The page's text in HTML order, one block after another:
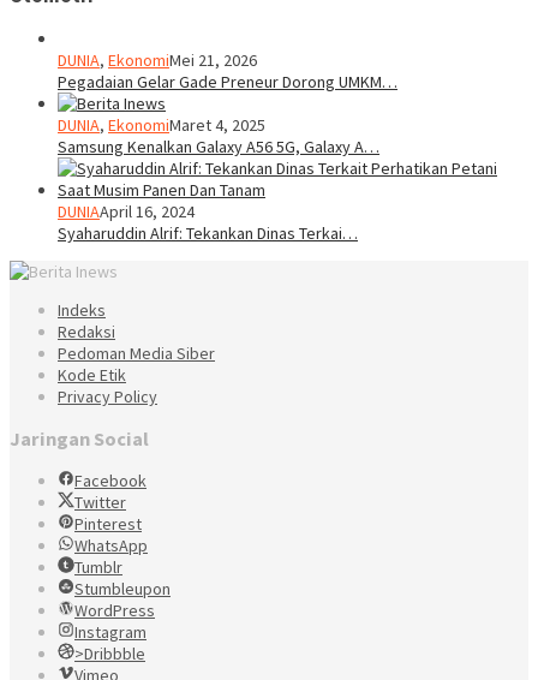
DUNIA, EkonomiMei 21, 2026
Pegadaian Gelar Gade Preneur Dorong UMKM…
DUNIA, EkonomiMaret 4, 2025
Samsung Kenalkan Galaxy A56 5G, Galaxy A…
DUNIAApril 16, 2024
Syaharuddin Alrif: Tekankan Dinas Terkai…
Indeks
Redaksi
Pedoman Media Siber
Kode Etik
Privacy Policy
Jaringan Social
Facebook
Twitter
Pinterest
WhatsApp
Tumblr
Stumbleupon
WordPress
Instagram
>Dribbble